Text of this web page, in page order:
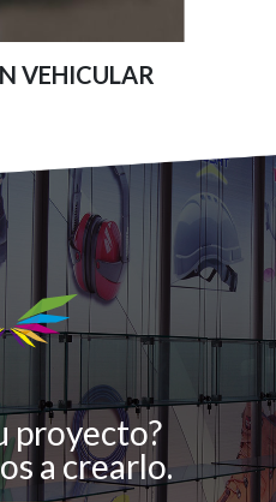
VEHICULAR
proyecto?
a crearlo.